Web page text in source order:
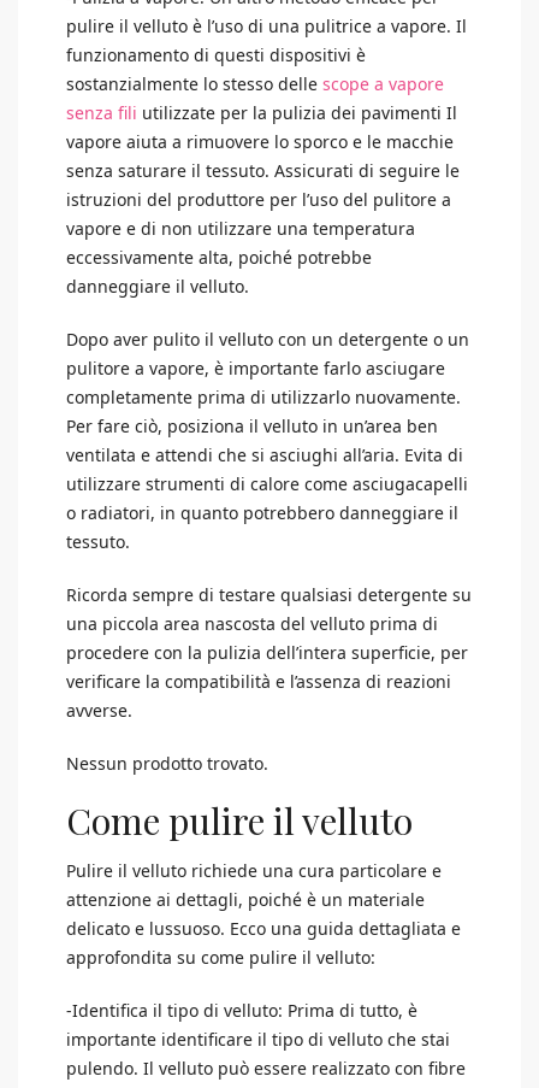
pulire il velluto è l’uso di una pulitrice a vapore. Il
funzionamento di questi dispositivi è
sostanzialmente lo stesso delle scope a vapore
senza fili utilizzate per la pulizia dei pavimenti Il
vapore aiuta a rimuovere lo sporco e le macchie
senza saturare il tessuto. Assicurati di seguire le
istruzioni del produttore per l’uso del pulitore a
vapore e di non utilizzare una temperatura
eccessivamente alta, poiché potrebbe
danneggiare il velluto.
Dopo aver pulito il velluto con un detergente o un
pulitore a vapore, è importante farlo asciugare
completamente prima di utilizzarlo nuovamente.
Per fare ciò, posiziona il velluto in un’area ben
ventilata e attendi che si asciughi all’aria. Evita di
utilizzare strumenti di calore come asciugacapelli
o radiatori, in quanto potrebbero danneggiare il
tessuto.
Ricorda sempre di testare qualsiasi detergente su
una piccola area nascosta del velluto prima di
procedere con la pulizia dell’intera superficie, per
verificare la compatibilità e l’assenza di reazioni
avverse.
Nessun prodotto trovato.
Come pulire il velluto
Pulire il velluto richiede una cura particolare e
attenzione ai dettagli, poiché è un materiale
delicato e lussuoso. Ecco una guida dettagliata e
approfondita su come pulire il velluto:
-Identifica il tipo di velluto: Prima di tutto, è
importante identificare il tipo di velluto che stai
pulendo. Il velluto può essere realizzato con fibre